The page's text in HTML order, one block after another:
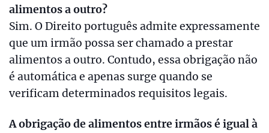
alimentos a outro?
Sim. O Direito português admite expressamente
que um irmão possa ser chamado a prestar
alimentos a outro. Contudo, essa obrigação não
é automática e apenas surge quando se
verificam determinados requisitos legais.
A obrigação de alimentos entre irmãos é igual à